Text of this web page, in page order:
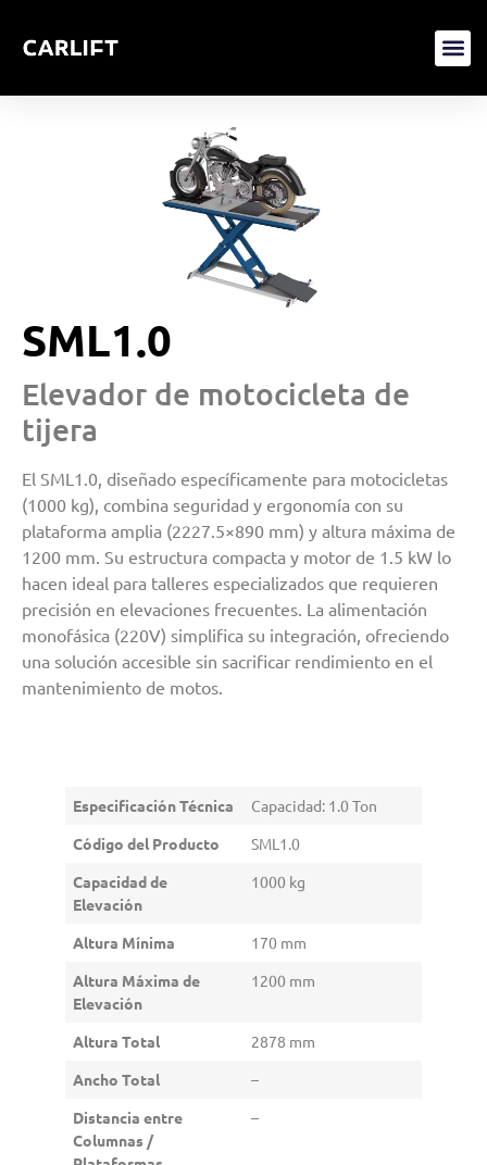
SML1.0
Elevador de motocicleta de
tijera
El SML1.0, diseñado específicamente para motocicletas
(1000 kg), combina seguridad y ergonomía con su
plataforma amplia (2227.5×890 mm) y altura máxima de
1200 mm. Su estructura compacta y motor de 1.5 kW lo
hacen ideal para talleres especializados que requieren
precisión en elevaciones frecuentes. La alimentación
monofásica (220V) simplifica su integración, ofreciendo
una solución accesible sin sacrificar rendimiento en el
mantenimiento de motos.
Especificación Técnica
Capacidad: 1.0 Ton
Código del Producto
SML1.0
Capacidad de
Elevación
1000 kg
Altura Mínima
170 mm
Altura Máxima de
Elevación
1200 mm
Altura Total
2878 mm
Ancho Total
–
Distancia entre
Columnas /
–